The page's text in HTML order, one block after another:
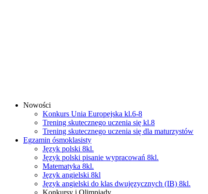
Nowości
Konkurs Unia Europejska kl.6-8
Trening skutecznego uczenia się kl.8
Trening skutecznego uczenia się dla maturzystów
Egzamin ósmoklasisty
Język polski 8kl.
Język polski pisanie wypracowań 8kl.
Matematyka 8kl.
Język angielski 8kl
Język angielski do klas dwujęzycznych (IB) 8kl.
Konkursy i Olimpiady